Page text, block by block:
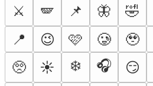
⚔️
🪽 📌 🦋 🤣
📍
😉 🩷 🥲 🥹
🥺
☀️ ❄️ 🎧 😏